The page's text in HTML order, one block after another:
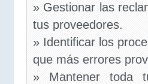
» Gestionar las
tus proveedores.
» Identificar los
que más errores
» Mantener toda